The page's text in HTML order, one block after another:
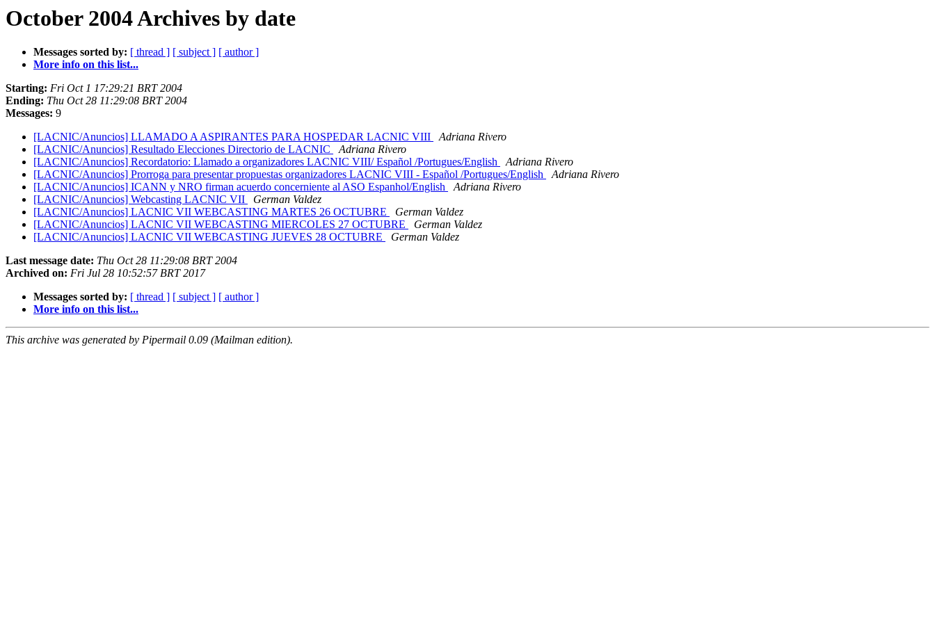
October 2004 Archives by date
Messages sorted by: [ thread ] [ subject ] [ author ]
More info on this list...
Starting: Fri Oct 1 17:29:21 BRT 2004
Ending: Thu Oct 28 11:29:08 BRT 2004
Messages: 9
[LACNIC/Anuncios] LLAMADO A ASPIRANTES PARA HOSPEDAR LACNIC VIII
Adriana Rivero
[LACNIC/Anuncios] Resultado Elecciones Directorio de LACNIC
Adriana Rivero
[LACNIC/Anuncios] Recordatorio: Llamado a organizadores LACNIC VIII/ Español /Portugues/English
Adriana Rivero
[LACNIC/Anuncios] Prorroga para presentar propuestas organizadores LACNIC VIII - Español /Portugues/English
Adriana Rivero
[LACNIC/Anuncios] ICANN y NRO firman acuerdo concerniente al ASO Espanhol/English
Adriana Rivero
[LACNIC/Anuncios] Webcasting LACNIC VII
German Valdez
[LACNIC/Anuncios] LACNIC VII WEBCASTING MARTES 26 OCTUBRE
German Valdez
[LACNIC/Anuncios] LACNIC VII WEBCASTING MIERCOLES 27 OCTUBRE
German Valdez
[LACNIC/Anuncios] LACNIC VII WEBCASTING JUEVES 28 OCTUBRE
German Valdez
Last message date: Thu Oct 28 11:29:08 BRT 2004
Archived on: Fri Jul 28 10:52:57 BRT 2017
Messages sorted by: [ thread ] [ subject ] [ author ]
More info on this list...
This archive was generated by Pipermail 0.09 (Mailman edition).